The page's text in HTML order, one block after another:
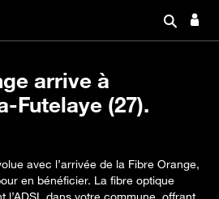
arrive à
Futelaye (27).
avec l’arrivée de la Fibre Orange,
en bénéficier. La fibre optique
l’ADSL dans votre commune, offrant